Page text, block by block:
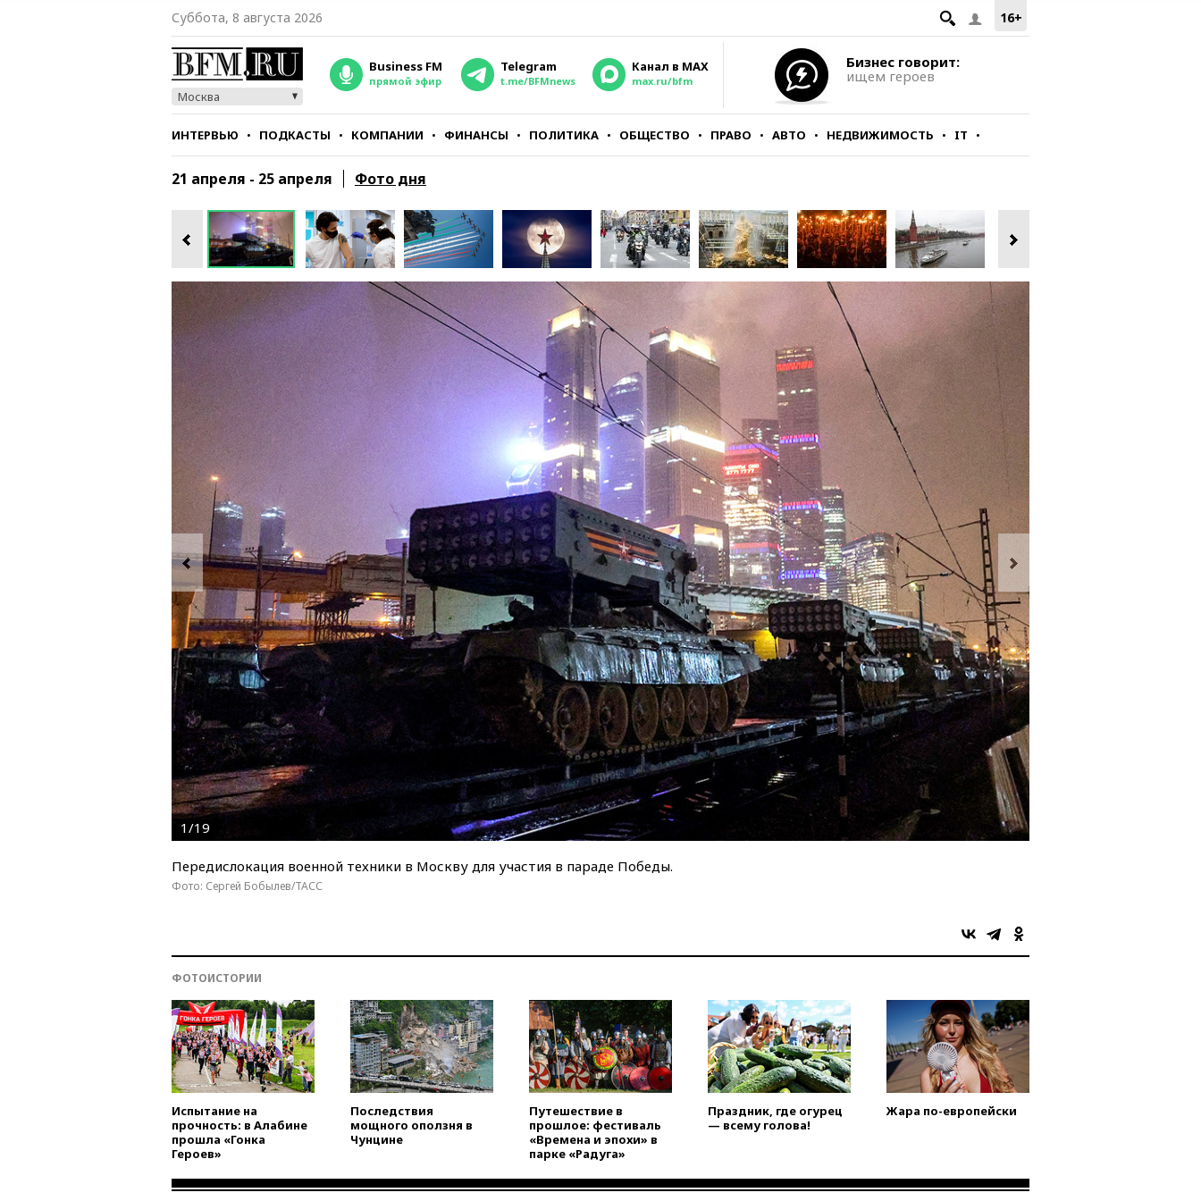
16+
Суббота, 8 августа 2026
Москва
Business FM
прямой эфир
Telegram
t.me/BFMnews
Канал в MAX
max.ru/bfm
Бизнес говорит:
ищем героев
ИНТЕРВЬЮ ПОДКАСТЫ КОМПАНИИ ФИНАНСЫ ПОЛИТИКА ОБЩЕСТВО ПРАВО АВТО НЕДВИЖИМОСТЬ IT
СТИЛЬ ТЕСТЫ
21 апреля - 25 апреля Фото дня
1/19
Передислокация военной техники в Москву для участия в параде Победы.
Фото: Сергей Бобылев/ТАСС
ФОТОИСТОРИИ
Испытание на
прочность: в Алабине
прошла «Гонка
Героев»
Последствия
мощного оползня в
Чунцине
Путешествие в
прошлое: фестиваль
«Времена и эпохи» в
парке «Радуга»
Праздник, где огурец
— всему голова!
Жара по-европейски